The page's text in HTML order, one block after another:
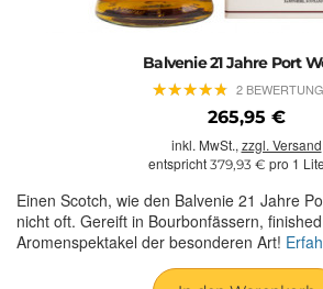
Balvenie 21 Jahre Port
★★★★★
★★★★★ 2
265,95 €
inkl. MwSt., zzgl. Versand
entspricht 379,93 € pro 1
Einen Scotch, wie den Balvenie 21 Jahre
nicht oft. Gereift in Bourbonfässern,
Aromenspektakel der besonderen Art!